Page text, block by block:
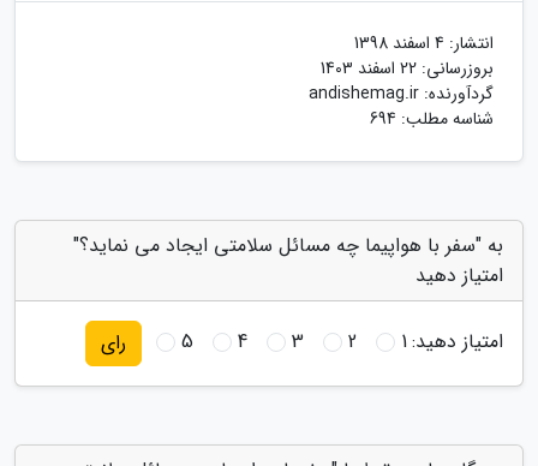
انتشار: 4 اسفند 1398
بروزرسانی: 22 اسفند 1403
گردآورنده: andishemag.ir
شناسه مطلب: 694
به "سفر با هواپیما چه مسائل سلامتی ایجاد می نماید؟"
امتیاز دهید
امتیاز دهید:1
2
3
4
5 رای